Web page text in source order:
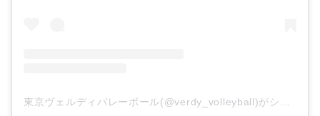
東京ヴェルディバレーボール(@verdy_volleyball)がシェアした投稿